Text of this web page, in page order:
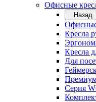
Офисные
Назад
Кресла
Кресла
Для
Премиум
Серия